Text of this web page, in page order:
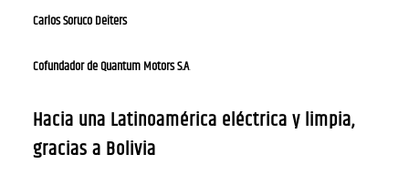
Carlos Soruco Deiters
Cofundador de Quantum Motors S.A.
Hacia una Latinoamérica eléctrica y limpia,
gracias a Bolivia